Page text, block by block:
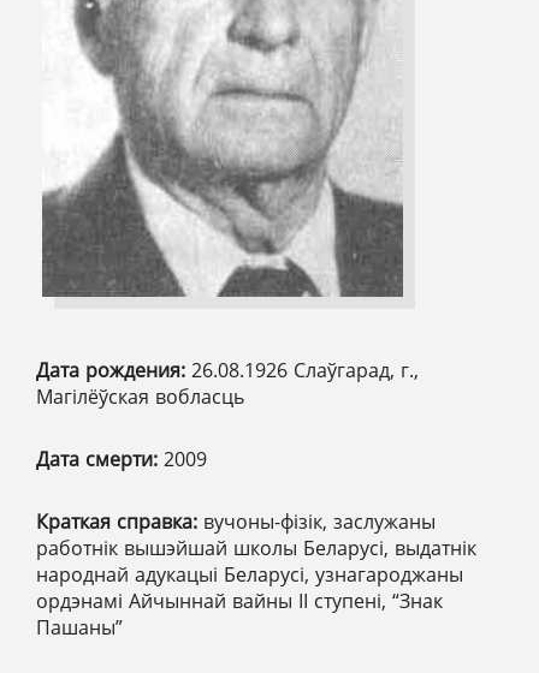
Дата рождения: 26.08.1926 Слаўгарад, г.,
Магілёўская вобласць
Дата смерти: 2009
Краткая справка: вучоны-фізік, заслужаны
работнік вышэйшай школы Беларусі, выдатнік
народнай адукацыі Беларусі, узнагароджаны
ордэнамі Айчыннай вайны ІІ ступені, “Знак
Пашаны”